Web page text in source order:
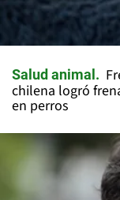
Salud animal
chilena logró
en perros